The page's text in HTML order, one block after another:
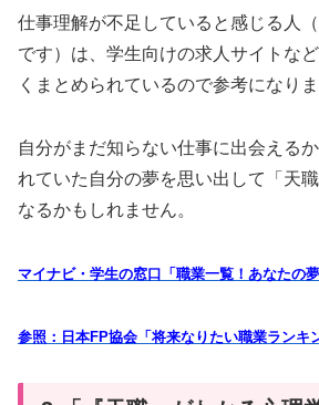
仕事理解が不足していると感じる人
です）は、学生向けの求人サイトな
くまとめられているので参考になりま
自分がまだ知らない仕事に出会える
れていた自分の夢を思い出して「天
なるかもしれません。
マイナビ・学生の窓口「職業一覧！あなたの
参照：日本FP協会「将来なりたい職業ランキ